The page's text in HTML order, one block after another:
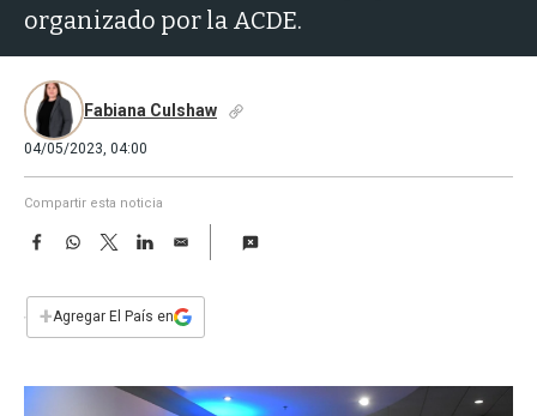
organizado por la ACDE.
Fabiana Culshaw
04/05/2023, 04:00
Compartir esta noticia
F
e
b
W
s
T
w
t
L
n
E
i
l
+Agregar El País en